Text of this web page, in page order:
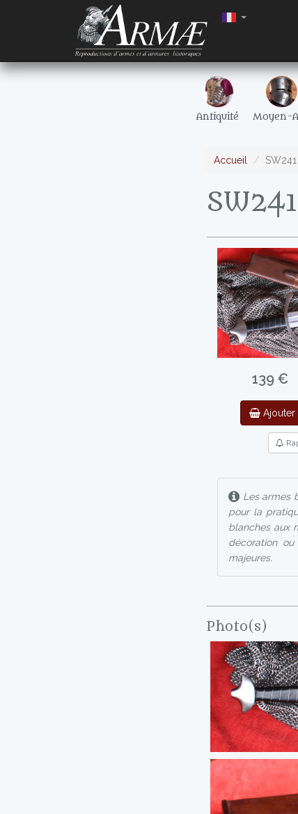
Antiquité Moyen-
Accueil
139 €
Ajouter
Les armes
pour la
blanches aux
décoration
majeures.
Photo(s)